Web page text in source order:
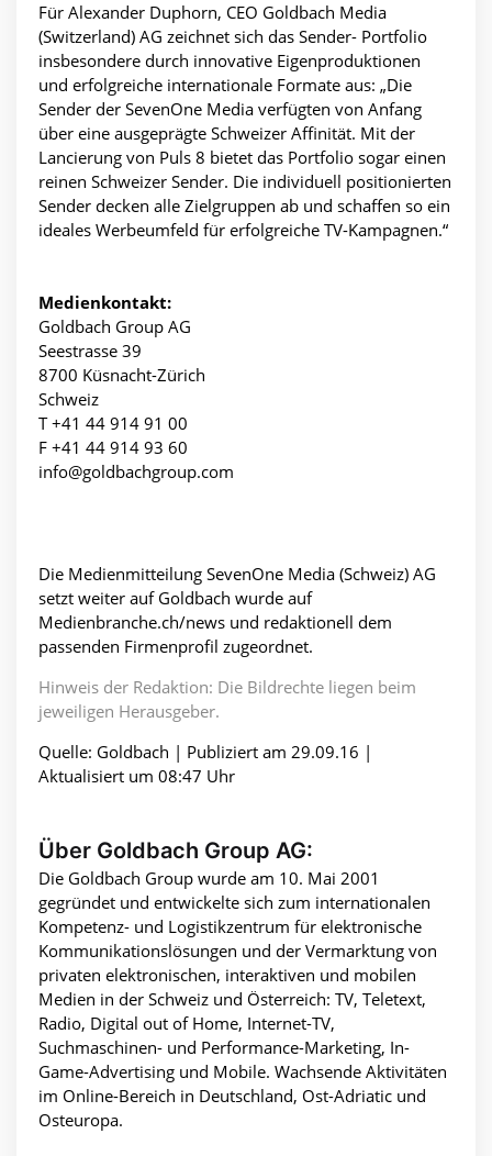
Für Alexander Duphorn, CEO Goldbach Media
(Switzerland) AG zeichnet sich das Sender- Portfolio
insbesondere durch innovative Eigenproduktionen
und erfolgreiche internationale Formate aus: „Die
Sender der SevenOne Media verfügten von Anfang
über eine ausgeprägte Schweizer Affinität. Mit der
Lancierung von Puls 8 bietet das Portfolio sogar einen
reinen Schweizer Sender. Die individuell positionierten
Sender decken alle Zielgruppen ab und schaffen so ein
ideales Werbeumfeld für erfolgreiche TV-Kampagnen.“
Medienkontakt:
Goldbach Group AG
Seestrasse 39
8700 Küsnacht-Zürich
Schweiz
T +41 44 914 91 00
F +41 44 914 93 60
info@goldbachgroup.com
Die Medienmitteilung SevenOne Media (Schweiz) AG
setzt weiter auf Goldbach wurde auf
Medienbranche.ch/news und redaktionell dem
passenden Firmenprofil zugeordnet.
Hinweis der Redaktion: Die Bildrechte liegen beim
jeweiligen Herausgeber.
Quelle: Goldbach | Publiziert am 29.09.16 |
Aktualisiert um 08:47 Uhr
Über Goldbach Group AG:
Die Goldbach Group wurde am 10. Mai 2001
gegründet und entwickelte sich zum internationalen
Kompetenz- und Logistikzentrum für elektronische
Kommunikationslösungen und der Vermarktung von
privaten elektronischen, interaktiven und mobilen
Medien in der Schweiz und Österreich: TV, Teletext,
Radio, Digital out of Home, Internet-TV,
Suchmaschinen- und Performance-Marketing, In-
Game-Advertising und Mobile. Wachsende Aktivitäten
im Online-Bereich in Deutschland, Ost-Adriatic und
Osteuropa.